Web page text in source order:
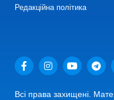
Редакційна політика
Всі права захищені.